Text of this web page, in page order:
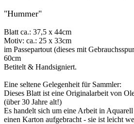
"Hummer"
Blatt ca.: 37,5 x 44cm
Motiv: ca.: 25 x 33cm
im Passepartout (dieses mit
60cm
Betitelt & Handsigniert.
Eine seltene Gelegenheit für Sammler:
Dieses Blatt ist eine Originalarbeit von
(über 30 Jahre alt!)
Es handelt sich um eine Arbeit in
einen Karton aufgebracht - sie ist leicht